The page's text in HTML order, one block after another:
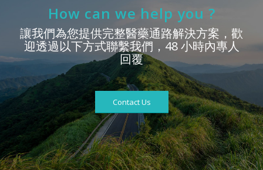
How can we help you ?
讓我們為您提供完整醫藥通路解決方案，歡
迎透過以下方式聯繫我們，48 小時內專人
回覆
Contact Us